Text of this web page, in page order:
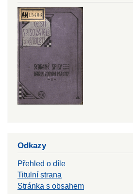
Odkazy
Přehled o díle
Titulní strana
Stránka s obsahem